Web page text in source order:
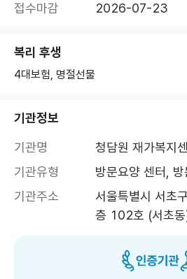
접수마감
2026-07-23
복리 후생
4대보험, 명절선물
기관정보
기관명
청담원 재가복지
기관유형
방문요양 센터,
기관주소
서울특별시 서초
층 102호 (서초